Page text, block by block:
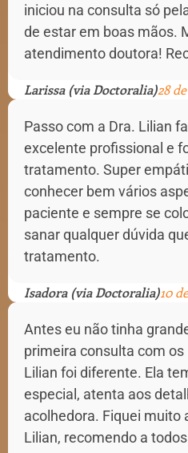
iniciou na consulta só
de estar em boas mãos.
atendimento doutora!
Larissa (via Doctoralia)28
Passo com a Dra. Lilian
excelente profissional e
tratamento. Super
conhecer bem vários
paciente e sempre se
sanar qualquer dúvida
tratamento.
Isadora (via Doctoralia)10
Antes eu não tinha
primeira consulta com
Lilian foi diferente. Ela
especial, atenta aos
acolhedora. Fiquei muito
Lilian, recomendo a